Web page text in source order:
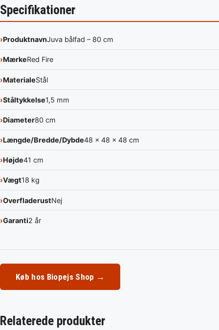
Specifikationer
ProduktnavnJuva bålfad – 80 cm
MærkeRed Fire
MaterialeStål
Ståltykkelse1,5 mm
Diameter80 cm
Længde/Bredde/Dybde48 x 48 x 48 cm
Højde41 cm
Vægt18 kg
OverfladerustNej
Garanti2 år
Køb hos Biopejs Shop →
Relaterede produkter